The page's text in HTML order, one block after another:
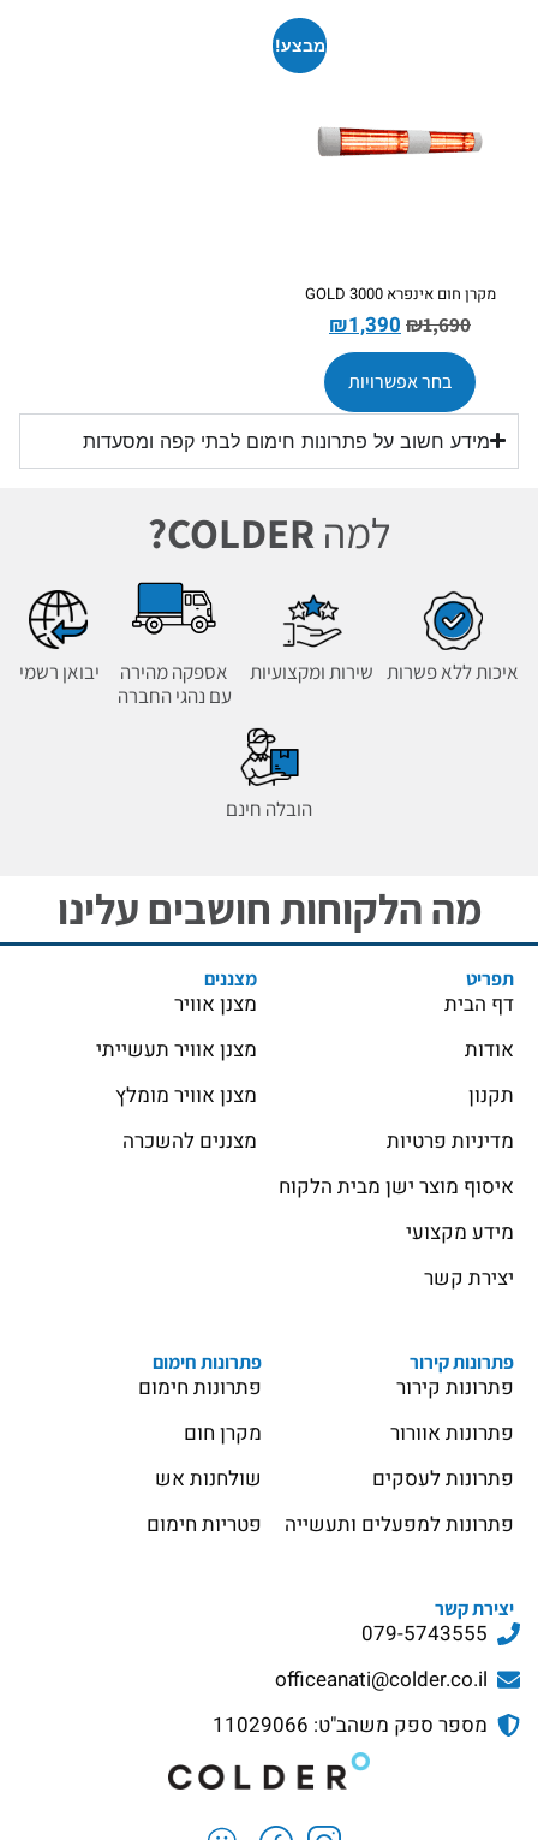
מבצע!
מקרן חום אינפרא GOLD 3000
₪1,690
₪1,390
בחר אפשרויות
מידע חשוב על פתרונות חימום לבתי קפה ומסעדות
למהCOLDER?
איכות ללא פשרות שירות ומקצועיות
אספקה מהירה
עם נהגי החברה
יבואן רשמי
הובלה חינם
מה הלקוחות חושבים עלינו
תפריט
דף הבית
אודות
תקנון
מדיניות פרטיות
איסוף מוצר ישן מבית הלקוח
מידע מקצועי
יצירת קשר
מצננים
מצנן אוויר
מצנן אוויר תעשייתי
מצנן אוויר מומלץ
מצננים להשכרה
פתרונות קירור
פתרונות קירור
פתרונות אוורור
פתרונות לעסקים
פתרונות למפעלים ותעשייה
פתרונות חימום
פתרונות חימום
מקרן חום
שולחנות אש
פטריות חימום
יצירת קשר
079-5743555
officeanati@colder.co.il
מספר ספק משהב"ט: 11029066